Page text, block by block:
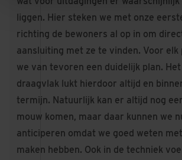
liggen. Hier steken we met onze
richting de bewoners al op in om
aansluiting met ze te vinden. Voor elk
we van tevoren een duidelijk plan.
draagvlak lukt hierdoor altijd en
termijn. Natuurlijk kan er altijd nog
mouw komen, maar daar kunnen we
anticiperen omdat we goed weten
maken hebben. Ook in de techniek